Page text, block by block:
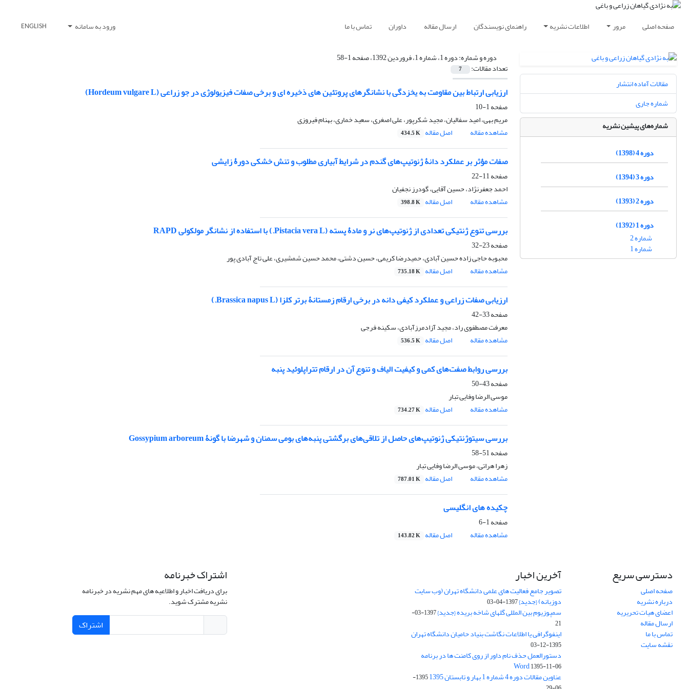
صفحه اصلی مرور اطلاعات نشریه راهنمای نویسندگان ارسال مقاله داوران تماس با ما ورود به سامانه ENGLISH
دوره و شماره:دوره 1، شماره 1، فروردین 1392، صفحه 1-58
تعداد مقالات: 7
ارزیابی ارتباط بین مقاومت به یخزدگی با نشانگرهای پروتئین های ذخیره ای و برخی صفات فیزیولوژی در جو زراعی (Hordeum vulgare L)
صفحه1-10
مریم بهی، امید سفالیان، مجید شکرپور، علی اصغری، سعید خماری، بهنام فیروزی
مشاهده مقاله
اصل مقاله 434.5 K
صفات مؤثر بر عملکرد دانۀ ژنوتیپ‌های گندم در شرایط آبیاری مطلوب و تنش خشکی دورۀ زایشی
صفحه11-22
احمد جعفرنژاد، حسین آقایی، گودرز نجفیان
مشاهده مقاله
اصل مقاله 398.8 K
بررسی تنوع ژنتیکی تعدادی از ژنوتیپ‌های نر و مادۀ پسته (Pistacia vera L.) با استفاده از نشانگر مولکولی RAPD
صفحه23-32
محبوبه حاجی زاده حسین آبادی، حمیدرضا کریمی، حسین دشتی، محمد حسین شمشیری، علی تاج آبادی پور
مشاهده مقاله
اصل مقاله 735.18 K
ارزیابی صفات زراعی و عملکرد کیفی دانه در برخی ارقام زمستانۀ برتر کلزا (Brassica napus L.)
صفحه33-42
معرفت مصطفوی راد، مجید آزادمرزآبادی، سکینه فرجی
مشاهده مقاله
اصل مقاله 536.5 K
بررسی روابط صفت‌های کمی و کیفیت الیاف و تنوع آن در ارقام تتراپلوئید پنبه
صفحه43-50
موسی الرضا وفایی تبار
مشاهده مقاله
اصل مقاله 734.27 K
بررسی سیتوژنتیکی ژنوتیپ‌های حاصل از تلاقی‌های برگشتی پنبه‌های بومی سمنان و شهرضا با گونۀ Gossypium arboreum
صفحه51-58
زهرا هراتی، موسی الرضا وفایی تبار
مشاهده مقاله
اصل مقاله 787.01 K
چکیده های انگلیسی
صفحه1-6
مشاهده مقاله
اصل مقاله 143.82 K
مقالات آماده انتشار
شماره جاری
شماره‌های پیشین نشریه
دوره 4 (1398)
دوره 3 (1394)
دوره 2 (1393)
دوره 1 (1392)
شماره 2
شماره 1
دسترسی سریع
صفحه اصلی
درباره نشریه
اعضای هیات تحریریه
ارسال مقاله
تماس با ما
نقشه سایت
آخرین اخبار
تصویر جامع فعالیت های علمی دانشگاه تهران (وب سایت
دوزبانه) {جدید}1397-04-03
سمپوزیوم بین المللی گلهای شاخه بریده {جدید}
1397-03-
21
اینفوگرافی یا اطلاعات نگاشت بنیاد حامیان دانشگاه تهران
1395-12-03
دستورالعمل حذف نام داور از روی کامنت ها در برنامه
Word1395-11-06
عناوین مقالات دوره 4 شماره 1 بهار و تابستان 1395
1395-
اشتراک خبرنامه
برای دریافت اخبار و اطلاعیه های مهم نشریه در خبرنامه
نشریه مشترک شوید.
اشتراک